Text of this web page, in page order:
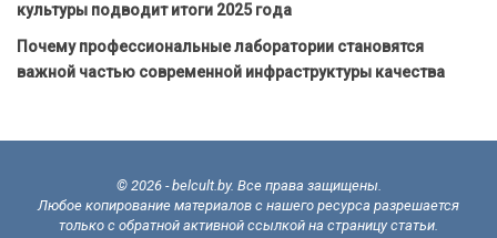
культуры подводит итоги 2025 года
Почему профессиональные лаборатории становятся
важной частью современной инфраструктуры качества
© 2026 - belcult.by. Все права защищены.
Любое копирование материалов с нашего ресурса разрешается
только с обратной активной ссылкой на страницу статьи.